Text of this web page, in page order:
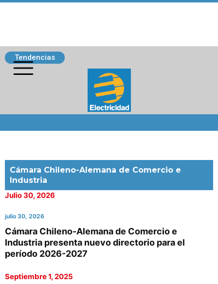
Tendencias
Cámara Chileno-Alemana de Comercio e
Industria
Julio 30, 2026
julio 30, 2026
Cámara Chileno-Alemana de Comercio e
Industria presenta nuevo directorio para el
período 2026-2027
Septiembre 1, 2025